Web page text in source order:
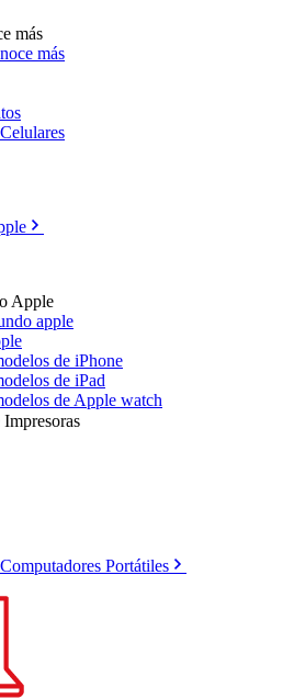
más
más
Apple
apple
de iPhone
de iPad
de Apple watch
Computadores Portátiles